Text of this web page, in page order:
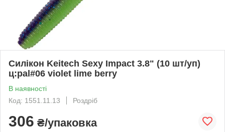
Силікон Keitech Sexy Impact 3.8" (10 шт/уп)
ц:pal#06 violet lime berry
В наявності
Код: 1551.11.13
Роздріб
306 ₴/упаковка